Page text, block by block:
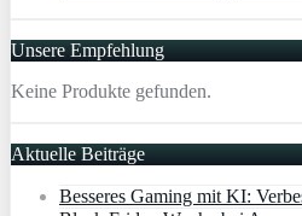
Unsere Empfehlung
Keine Produkte gefunden.
Aktuelle Beiträge
Besseres Gaming mit KI: